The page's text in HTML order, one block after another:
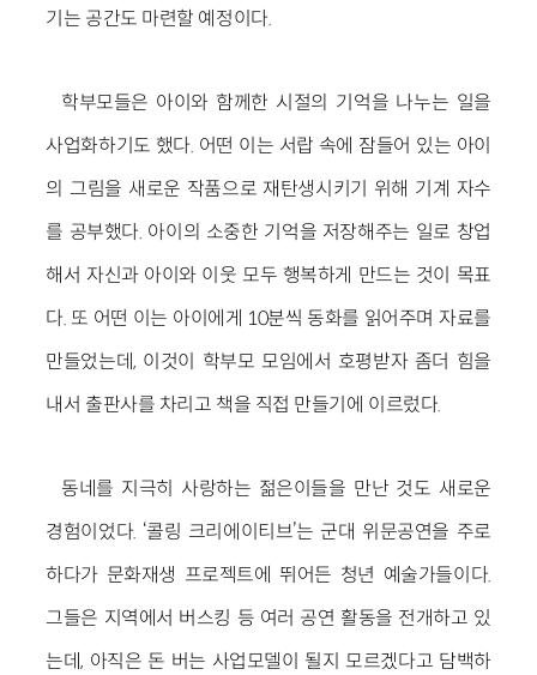
기는 공간도 마련할 예정이다.
학부모들은 아이와 함께한 시절의 기억을 나누는 일을
사업화하기도 했다. 어떤 이는 서랍 속에 잠들어 있는 아이
의 그림을 새로운 작품으로 재탄생시키기 위해 기계 자수
를 공부했다. 아이의 소중한 기억을 저장해주는 일로 창업
해서 자신과 아이와 이웃 모두 행복하게 만드는 것이 목표
다. 또 어떤 이는 아이에게 10분씩 동화를 읽어주며 자료를
만들었는데, 이것이 학부모 모임에서 호평받자 좀더 힘을
내서 출판사를 차리고 책을 직접 만들기에 이르렀다.
동네를 지극히 사랑하는 젊은이들을 만난 것도 새로운
경험이었다. ‘콜링 크리에이티브’는 군대 위문공연을 주로
하다가 문화재생 프로젝트에 뛰어든 청년 예술가들이다.
그들은 지역에서 버스킹 등 여러 공연 활동을 전개하고 있
는데, 아직은 돈 버는 사업모델이 될지 모르겠다고 담백하